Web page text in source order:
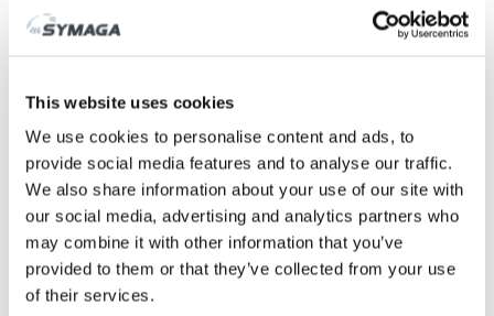
This website uses cookies
We use cookies to personalise content and ads, to
provide social media features and to analyse our traffic.
We also share information about your use of our site with
our social media, advertising and analytics partners who
may combine it with other information that you’ve
provided to them or that they’ve collected from your use
of their services.
СКАЧАТЬ